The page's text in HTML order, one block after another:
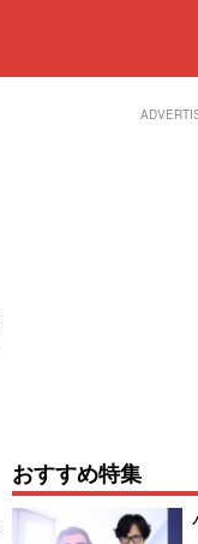
おすすめ特集